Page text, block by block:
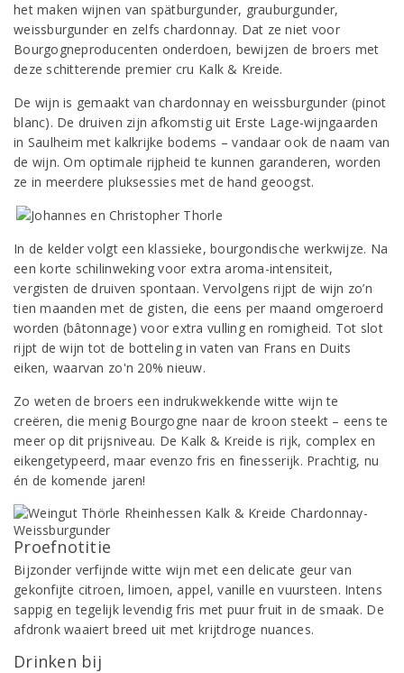
het maken wijnen van spätburgunder, grauburgunder,
weissburgunder en zelfs chardonnay. Dat ze niet voor
Bourgogneproducenten onderdoen, bewijzen de broers met
deze schitterende premier cru Kalk & Kreide.
De wijn is gemaakt van chardonnay en weissburgunder (pinot
blanc). De druiven zijn afkomstig uit Erste Lage-wijngaarden
in Saulheim met kalkrijke bodems – vandaar ook de naam van
de wijn. Om optimale rijpheid te kunnen garanderen, worden
ze in meerdere pluksessies met de hand geoogst.
In de kelder volgt een klassieke, bourgondische werkwijze. Na
een korte schilinweking voor extra aroma-intensiteit,
vergisten de druiven spontaan. Vervolgens rijpt de wijn zo’n
tien maanden met de gisten, die eens per maand omgeroerd
worden (bâtonnage) voor extra vulling en romigheid. Tot slot
rijpt de wijn tot de botteling in vaten van Frans en Duits
eiken, waarvan zo'n 20% nieuw.
Zo weten de broers een indrukwekkende witte wijn te
creëren, die menig Bourgogne naar de kroon steekt – eens te
meer op dit prijsniveau. De Kalk & Kreide is rijk, complex en
eikengetypeerd, maar evenzo fris en finesserijk. Prachtig, nu
én de komende jaren!
Proefnotitie
Bijzonder verfijnde witte wijn met een delicate geur van
gekonfijte citroen, limoen, appel, vanille en vuursteen. Intens
sappig en tegelijk levendig fris met puur fruit in de smaak. De
afdronk waaiert breed uit met krijtdroge nuances.
Drinken bij